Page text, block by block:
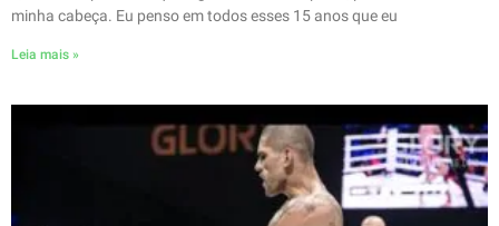
minha cabeça. Eu penso em todos esses 15 anos que eu
Leia mais »